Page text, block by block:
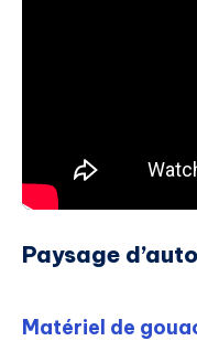
Paysage
Matériel de